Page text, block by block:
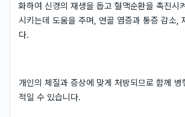
화하여 신경의 재생을 돕고 혈액순환을 촉진시
시키는데 도움을 주며, 연골 염증과 통증 감소,
다.
개인의 체질과 증상에 맞게 처방되므로 함께 병
적일 수 있습니다.